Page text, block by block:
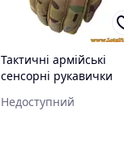
Тактичні армійські
сенсорні рукавички
Original 100% оригінал
Недоступний